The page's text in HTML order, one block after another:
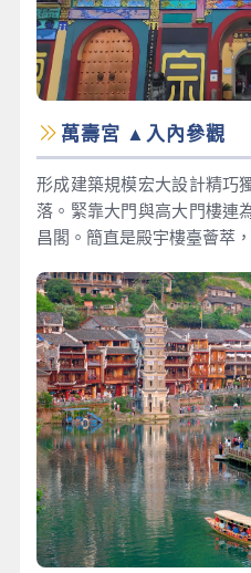
萬壽宮 ▲入內參觀
形成建築規模宏大設計精巧
落。緊靠大門與高大門樓連
昌閣。簡直是殿宇樓臺薈萃